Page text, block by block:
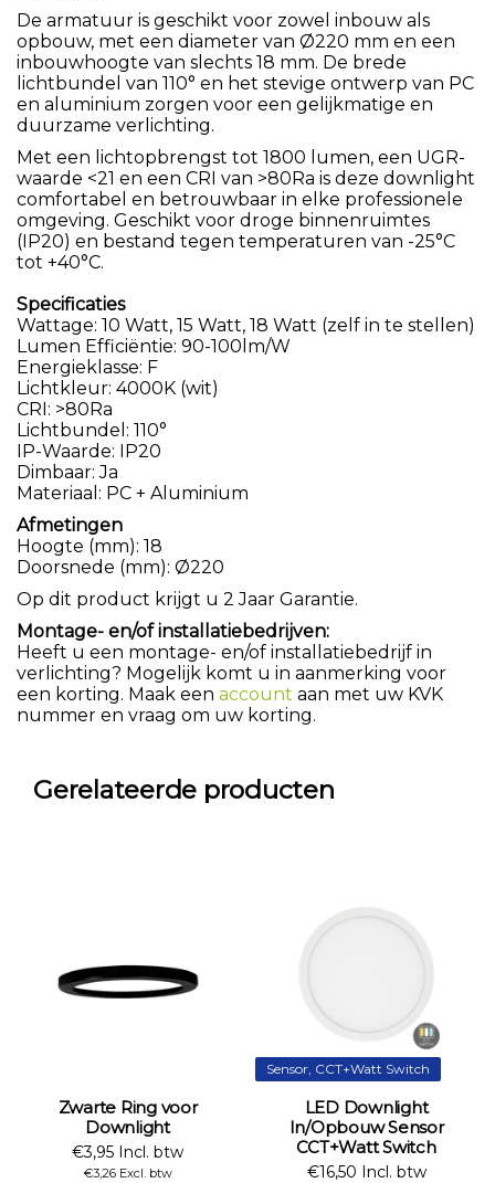
De armatuur is geschikt voor zowel inbouw als
opbouw, met een diameter van Ø220 mm en een
inbouwhoogte van slechts 18 mm. De brede
lichtbundel van 110° en het stevige ontwerp van PC
en aluminium zorgen voor een gelijkmatige en
duurzame verlichting.
Met een lichtopbrengst tot 1800 lumen, een UGR-
waarde <21 en een CRI van >80Ra is deze downlight
comfortabel en betrouwbaar in elke professionele
omgeving. Geschikt voor droge binnenruimtes
(IP20) en bestand tegen temperaturen van -25°C
tot +40°C.
Specificaties
Wattage: 10 Watt, 15 Watt, 18 Watt (zelf in te stellen)
Lumen Efficiëntie: 90-100lm/W
Energieklasse: F
Lichtkleur: 4000K (wit)
CRI: >80Ra
Lichtbundel: 110°
IP-Waarde: IP20
Dimbaar: Ja
Materiaal: PC + Aluminium
Afmetingen
Hoogte (mm): 18
Doorsnede (mm): Ø220
Op dit product krijgt u 2 Jaar Garantie.
Montage- en/of installatiebedrijven:
Heeft u een montage- en/of installatiebedrijf in
verlichting? Mogelijk komt u in aanmerking voor
een korting. Maak een account aan met uw KVK
nummer en vraag om uw korting.
Gerelateerde producten
Zwarte Ring voor
Downlight
€3,95 Incl. btw
€3,26 Excl. btw
Sensor, CCT+Watt Switch
LED Downlight
In/Opbouw Sensor
CCT+Watt Switch
€16,50 Incl. btw